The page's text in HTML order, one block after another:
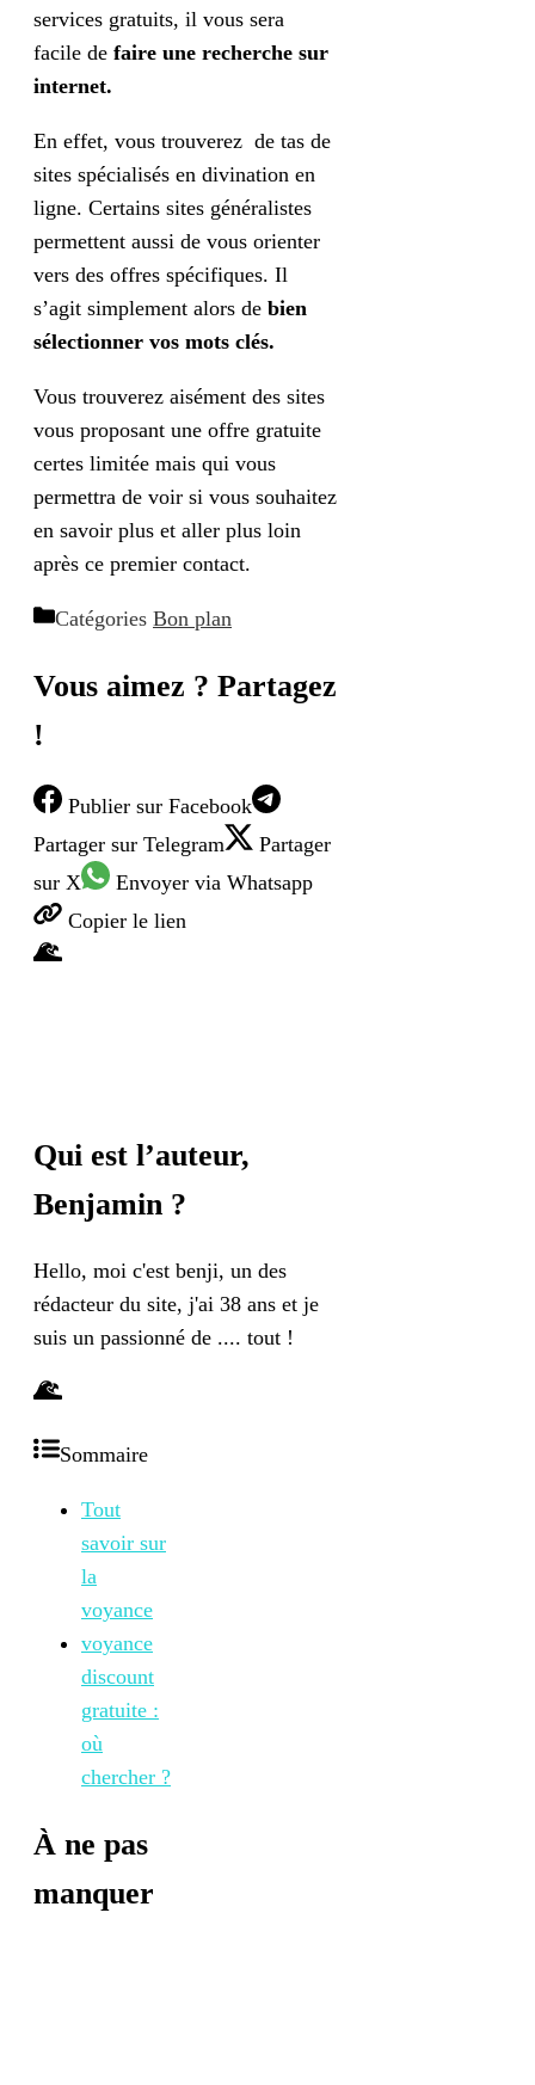
services gratuits, il vous sera
facile de faire une recherche sur
internet.
En effet, vous trouverez de tas de
sites spécialisés en divination en
ligne. Certains sites généralistes
permettent aussi de vous orienter
vers des offres spécifiques. Il
s’agit simplement alors de bien
sélectionner vos mots clés.
Vous trouverez aisément des sites
vous proposant une offre gratuite
certes limitée mais qui vous
permettra de voir si vous souhaitez
en savoir plus et aller plus loin
après ce premier contact.
Catégories Bon plan
Vous aimez ? Partagez
!
Publier sur Facebook
Partager sur Telegram
Partager
sur X
Envoyer via Whatsapp
Copier le lien
Qui est l’auteur,
Benjamin ?
Hello, moi c'est benji, un des
rédacteur du site, j'ai 38 ans et je
suis un passionné de .... tout !
Sommaire
Tout
savoir sur
la
voyance
voyance
discount
gratuite :
où
chercher ?
À ne pas
manquer